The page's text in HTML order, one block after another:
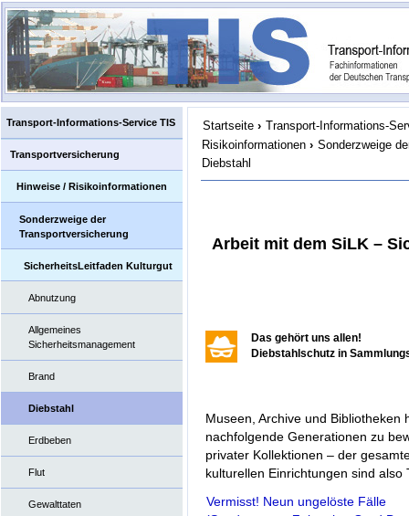
Transport-Informations-Service TIS
Transportversicherung
Hinweise / Risikoinformationen
Sonderzweige der
Transportversicherung
SicherheitsLeitfaden Kulturgut
Abnutzung
Allgemeines
Sicherheitsmanagement
Brand
Diebstahl
Erdbeben
Flut
Gewalttaten
Startseite › Transport-Informations-
Risikoinformationen › Sonderzweige
Diebstahl
Arbeit mit dem SiLK –
Das gehört uns allen!
Diebstahlschutz in
Museen, Archive und Bibliotheken
nachfolgende Generationen zu
privater Kollektionen – der
kulturellen Einrichtungen sind
Vermisst! Neun ungelöste Fälle